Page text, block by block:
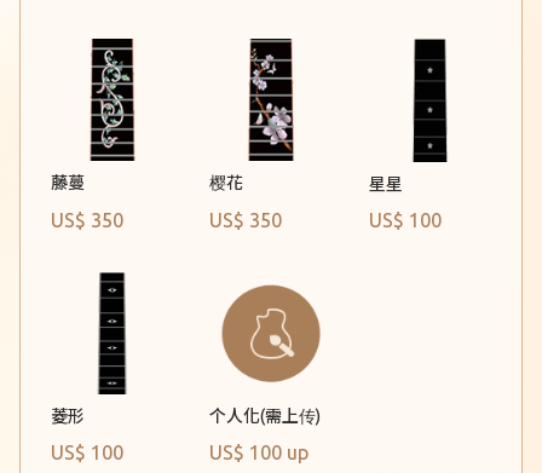
A02c mini Sun
A03c mini Sun
SJ02 Wave
A06c Wave
OM07c Wave
D08 Wave
D09 Wave
藤蔓
US$ 350
樱花
US$ 350
星星
US$ 100
菱形
US$ 100
个人化(需上传)
US$ 100 up